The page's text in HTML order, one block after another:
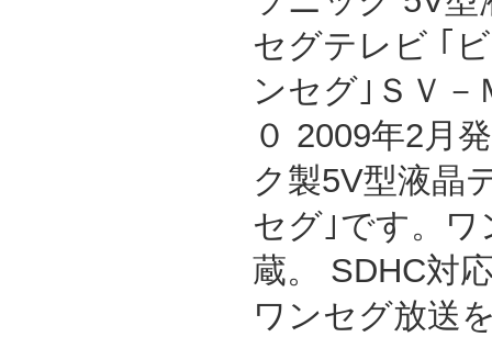
セグテレビ ｢
ンセグ｣ＳＶ－
０ 2009年2月
ク製5V型液晶
セグ｣です。
蔵。 SDHC対
ワンセグ放送